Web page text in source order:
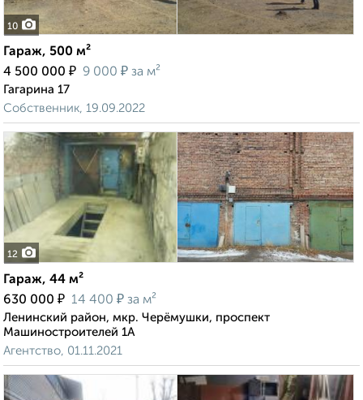
10
Гараж, 500 м²
4 500 000 ₽ 9 000 ₽ за м²
Гагарина 17
Собственник, 19.09.2022
12
Гараж, 44 м²
630 000 ₽ 14 400 ₽ за м²
Ленинский район, мкр. Черёмушки, проспект
Машиностроителей 1А
Агентство, 01.11.2021